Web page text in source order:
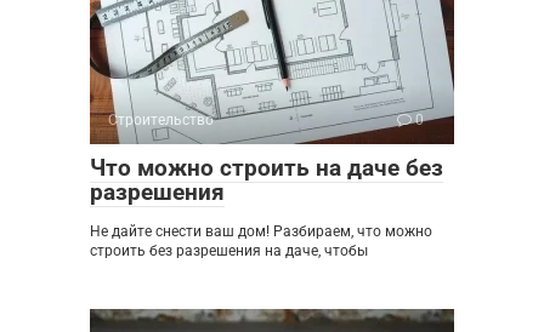
Строительство 0
Что можно строить на даче без
разрешения
Не дайте снести ваш дом! Разбираем, что можно
строить без разрешения на даче, чтобы